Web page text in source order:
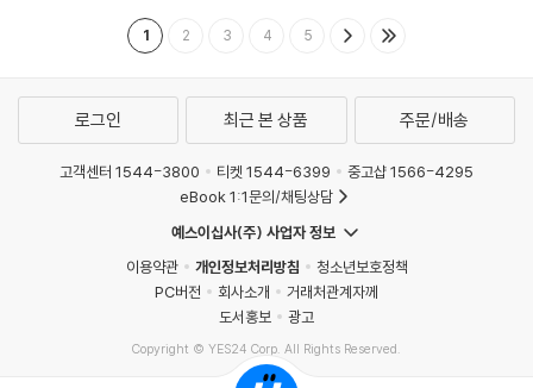
1 2 3 4 5
로그인 최근 본 상품 주문/배송
고객센터 1544-3800 티켓 1544-6399
중고샵 1566-4295
eBook 1:1문의/채팅상담
예스이십사(주) 사업자 정보
이용약관
개인정보처리방침
청소년보호정책
PC버전
회사소개
거래처관계자께
도서홍보
광고
Copyright © YES24 Corp. All Rights Reserved.